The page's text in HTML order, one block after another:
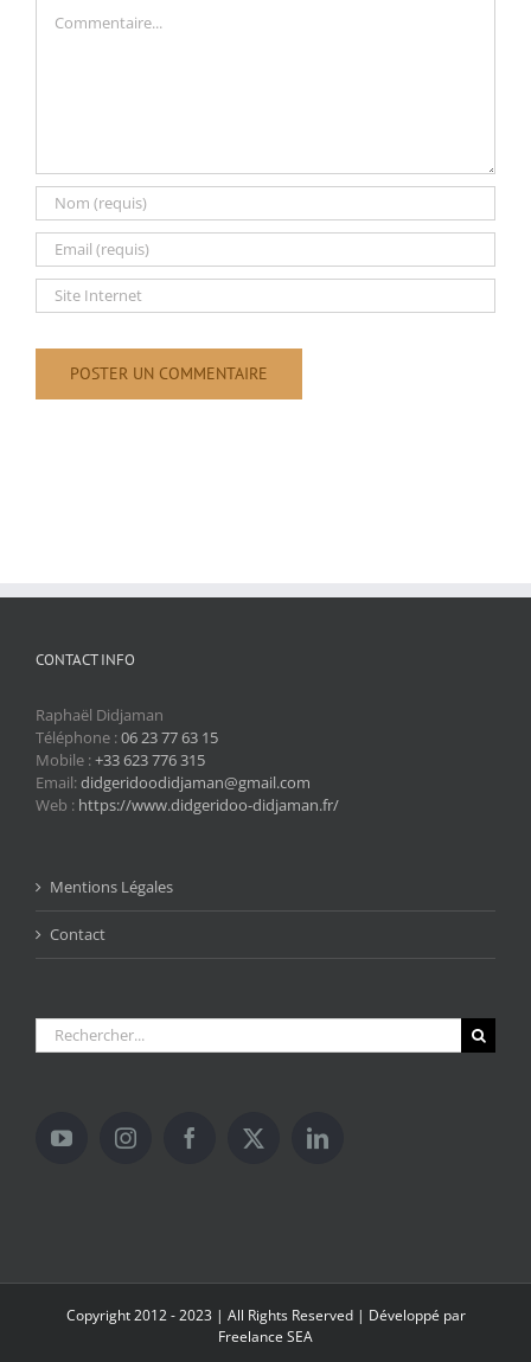
CONTACT INFO
Raphaël Didjaman
Téléphone :06 23 77 63 15
Mobile :+33 623 776 315
Email:didgeridoodidjaman@gmail.com
Web : https://www.didgeridoo-didjaman.fr/
Mentions Légales
Contact
Rechercher:
Copyright 2012 - 2023 | All Rights Reserved | Développé par
Freelance SEA